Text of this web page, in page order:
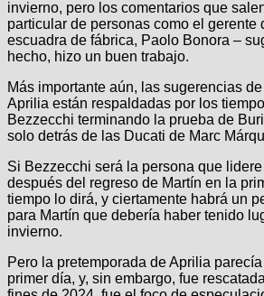
invierno, pero los comentarios que
particular de personas como el gerente
escuadra de fábrica, Paolo Bonora –
hecho, hizo un buen trabajo.
Más importante aún, las sugerencias
Aprilia están respaldadas por los
Bezzecchi terminando la prueba de
solo detrás de las Ducati de Marc
Si Bezzecchi será la persona que
después del regreso de Martín en la
tiempo lo dirá, y ciertamente habrá un
para Martín que debería haber tenido
invierno.
Pero la pretemporada de Aprilia
primer día, y, sin embargo, fue